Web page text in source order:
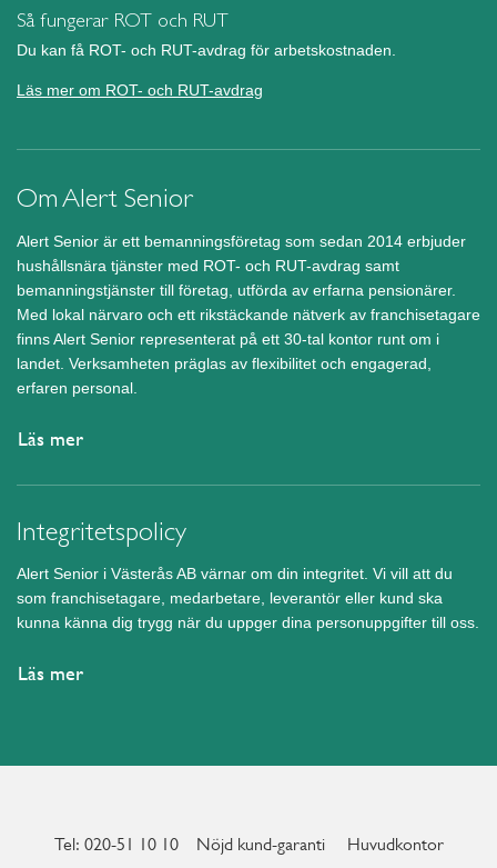
Så fungerar ROT och RUT
Du kan få ROT- och RUT-avdrag för arbetskostnaden.
Läs mer om ROT- och RUT-avdrag
Om Alert Senior
Alert Senior är ett bemanningsföretag som sedan 2014 erbjuder
hushållsnära tjänster med ROT- och RUT-avdrag samt
bemanningstjänster till företag, utförda av erfarna pensionärer.
Med lokal närvaro och ett rikstäckande nätverk av franchisetagare
finns Alert Senior representerat på ett 30-tal kontor runt om i
landet. Verksamheten präglas av flexibilitet och engagerad,
erfaren personal.
Läs mer
Integritetspolicy
Alert Senior i Västerås AB värnar om din integritet. Vi vill att du
som franchisetagare, medarbetare, leverantör eller kund ska
kunna känna dig trygg när du uppger dina personuppgifter till oss.
Läs mer
Tel: 020-51 10 10 Nöjd kund-garanti Huvudkontor